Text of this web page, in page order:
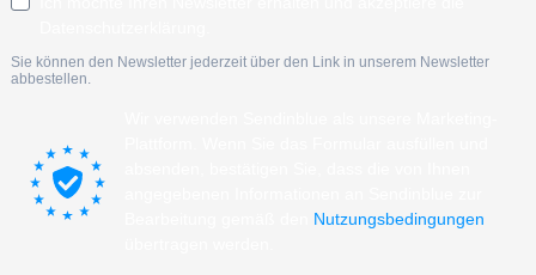
Sie können den Newsletter jederzeit über den Link in unserem Newsletter
abbestellen.
Nutzungsbedingungen